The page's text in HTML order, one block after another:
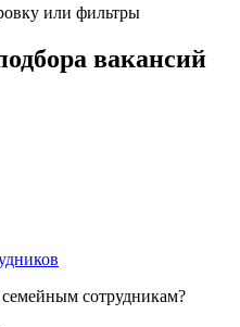
или фильтры
вакансий
сотрудникам?